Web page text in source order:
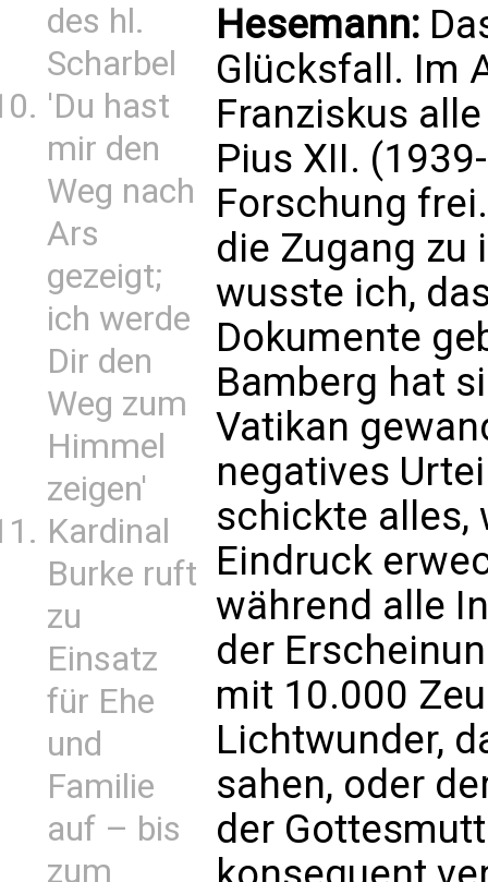
des hl.
Scharbel
'Du hast
mir den
Weg nach
Ars
gezeigt;
ich werde
Dir den
Weg zum
Himmel
zeigen'
Kardinal
Burke ruft
zu
Einsatz
für Ehe
und
Familie
auf – bis
zum
Hesemann:
Glücksfall. Im
Franziskus
Pius XII.
Forschung
die Zugang zu
wusste ich,
Dokumente
Bamberg hat
Vatikan
negatives
schickte alles,
Eindruck
während alle
der
mit 10.000
Lichtwunder,
sahen, oder
der